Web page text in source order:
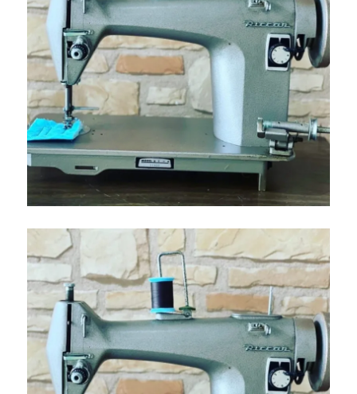
か
ら
で
き
る
安
心
の
納
品
ー
九
州
市
の
ミ
シ
ン
修
理・